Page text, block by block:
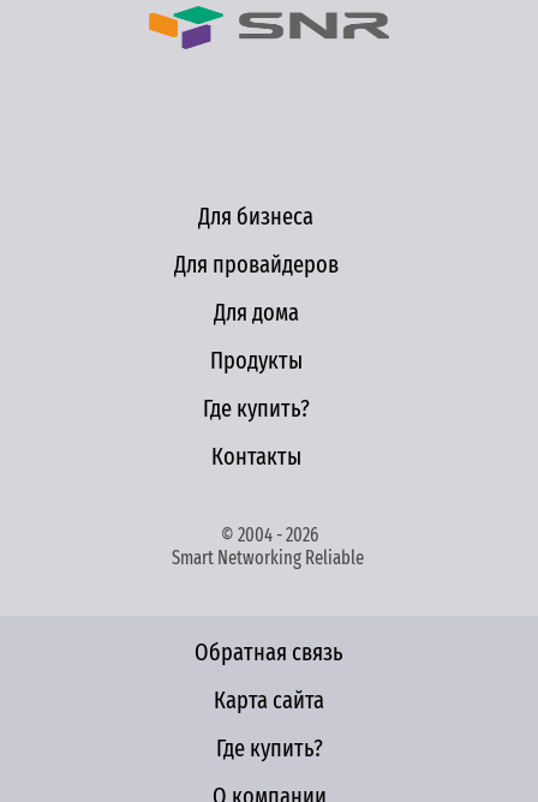
Для бизнеса
Для провайдеров
Для дома
Продукты
Где купить?
Контакты
© 2004 - 2026
Smart Networking Reliable
Обратная связь
Карта сайта
Где купить?
О компании